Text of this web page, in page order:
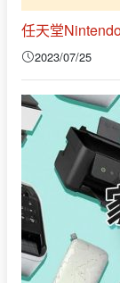
任天堂
2023/07/25